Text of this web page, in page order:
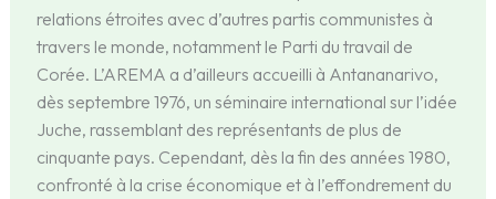
relations étroites avec d’autres partis communistes à
travers le monde, notamment le Parti du travail de
Corée. L’AREMA a d’ailleurs accueilli à Antananarivo,
dès septembre 1976, un séminaire international sur l’idée
Juche, rassemblant des représentants de plus de
cinquante pays. Cependant, dès la fin des années 1980,
confronté à la crise économique et à l’effondrement du